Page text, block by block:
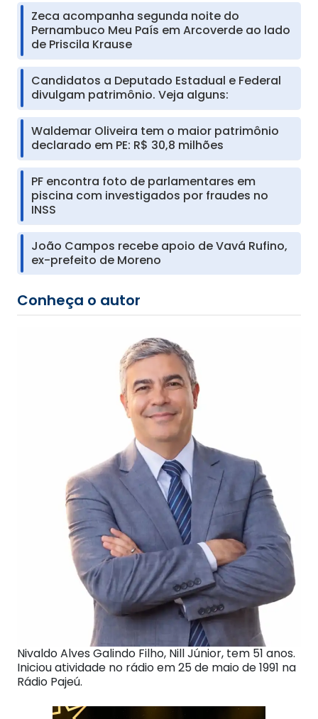
Zeca acompanha segunda noite do
Pernambuco Meu País em Arcoverde ao lado
de Priscila Krause
Candidatos a Deputado Estadual e Federal
divulgam patrimônio. Veja alguns:
Waldemar Oliveira tem o maior patrimônio
declarado em PE: R$ 30,8 milhões
PF encontra foto de parlamentares em
piscina com investigados por fraudes no
INSS
João Campos recebe apoio de Vavá Rufino,
ex-prefeito de Moreno
Conheça o autor
Nivaldo Alves Galindo Filho, Nill Júnior, tem 51 anos.
Iniciou atividade no rádio em 25 de maio de 1991 na
Rádio Pajeú.